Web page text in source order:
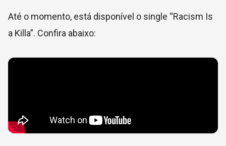
Até o momento, está disponível o single “Racism Is
a Killa”. Confira abaixo: